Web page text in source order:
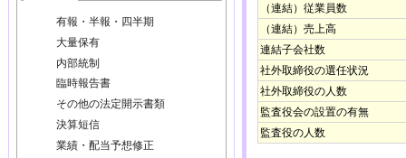
（連結）従業員数
（連結）売上高
連結子会社数
社外取締役の選任状況
社外取締役の人数
監査役会の設置の有無
監査役の人数
有報・半報・四半期
大量保有
内部統制
臨時報告書
その他の法定開示書類
決算短信
業績・配当予想修正